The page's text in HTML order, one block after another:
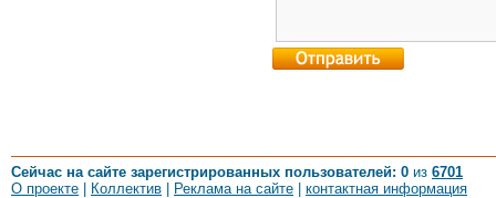
Сейчас на сайте зарегистрированных пользователей: 0 из 6701
О проекте
Коллектив Реклама на сайте
контактная информация